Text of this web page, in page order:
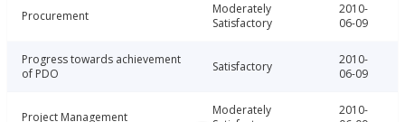
Procurement
Moderately
Satisfactory
2010-
06-09
Progress towards achievement
of PDO
Satisfactory
2010-
06-09
Project Management
Moderately
2010-